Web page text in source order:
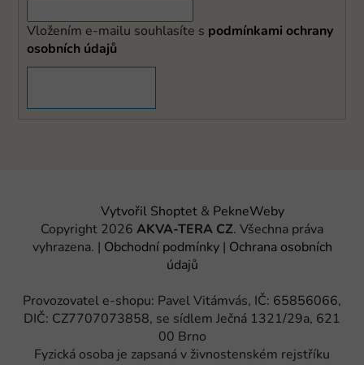
Vložením e-mailu souhlasíte s podmínkami ochrany
osobních údajů
Vytvořil Shoptet& PekneWeby
Copyright 2026 AKVA-TERA CZ. Všechna práva
vyhrazena. | Obchodní podmínky| Ochrana osobních
údajů
Provozovatel e-shopu: Pavel Vitámvás, IČ: 65856066,
DIČ: CZ7707073858, se sídlem Ječná 1321/29a, 621
00 Brno
Fyzická osoba je zapsaná v živnostenském rejstříku